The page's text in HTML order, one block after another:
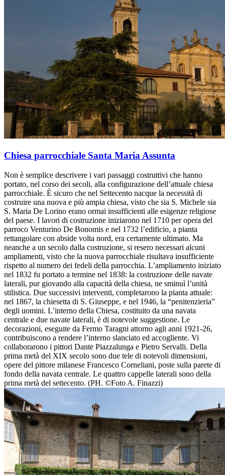
Chiesa parrocchiale Santa Maria Assunta
Non è semplice descrivere i vari passaggi costruttivi che hanno
portato, nel corso dei secoli, alla configurazione dell’attuale chiesa
parrocchiale. È sicuro che nel Settecento nacque la necessità di
costruire una nuova e più ampia chiesa, visto che sia S. Michele sia
S. Maria De Lorino erano ormai insufficienti alle esigenze religiose
del paese. I lavori di costruzione iniziarono nel 1710 per opera del
parroco Venturino De Bonomis e nel 1732 l’edificio, a pianta
rettangolare con abside volta nord, era certamente ultimato. Ma
neanche a un secolo dalla costruzione, si resero necessari alcuni
ampliamenti, visto che la nuova parrocchiale risultava insufficiente
rispetto al numero dei fedeli della parrocchia. L’ampliamento iniziato
nel 1832 fu portato a termine nel 1838: la costruzione delle navate
laterali, pur giovando alla capacità della chiesa, ne sminuì l’unità
stilistica. Due successivi interventi, completarono la pianta attuale:
nel 1867, la chiesetta di S. Giuseppe, e nel 1946, la “penitenzieria”
degli uomini. L’interno della Chiesa, costituito da una navata
centrale e due navate laterali, è di notevole suggestione. Le
decorazioni, eseguite da Fermo Taragni attorno agli anni 1921-26,
contribuiscono a rendere l’interno slanciato ed accogliente. Vi
collaborarono i pittori Dante Piazzalunga e Pietro Servalli. Della
prima metà del XIX secolo sono due tele di notevoli dimensioni,
opere del pittore milanese Francesco Corneliani, poste sulla parete di
fondo della navata centrale. Le quattro cappelle laterali sono della
prima metà del settecento. (PH. ©Foto A. Finazzi)